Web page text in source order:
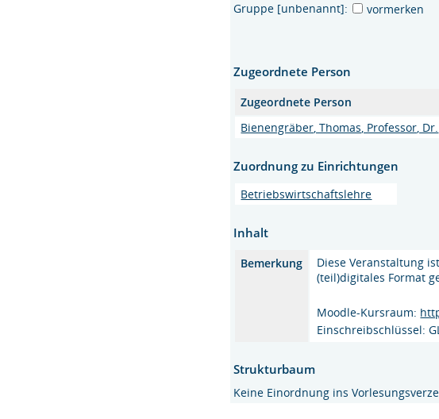
Gruppe [unbenannt]: vormerken
Zugeordnete Person
Zugeordnete Person
Bienengräber, Thomas, Professor, Dr.
Zuordnung zu Einrichtungen
Betriebswirtschaftslehre
Inhalt
Bemerkung
Diese Veranstaltung
(teil)digitales Format
Moodle-Kursraum:
Einschreibschlüssel:
Strukturbaum
Keine Einordnung ins